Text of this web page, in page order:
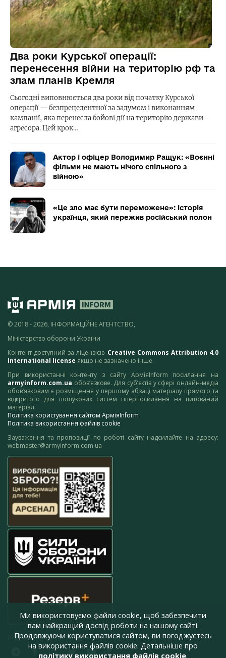
Два роки Курської операції:
перенесення війни на територію рф та
злам планів Кремля
Сьогодні виповнюється два роки від початку Курської
операції — безпрецедентної за задумом і виконанням
кампанії, яка перенесла бойові дії на територію держави-
агресора. Цей крок…
Актор і офіцер Володимир Ращук: «Воєнні
фільми не мають нічого спільного з
війною»
«Це зло має бути переможене»: історія
українця, який пережив російський полон
© 2018 - 2026, ІНФОРМАЦІЙНЕ АГЕНТСТВО,
Міністерство оборони України
Контент доступний за ліцензією Creative Commons Attribution 4.0
International license якщо не зазначено інше.
При використанні контенту з сайту АрміяInform посилання на
armyinform.com.ua обов’язкове. Для суб’єктів у сфері онлайн-медіа
обов’язковим є розміщення у першому абзаці матеріалу прямого та
відкритого для пошукових систем гіперпосилання на цитований
матеріал.
Політика користування сайтом АрміяInform
Політика використання файлів cookie
Зауваження та пропозиції по роботі сайту надсилайте на адресу:
webmaster@armyinform.com.ua
press@armyinform.com.ua
Ми використовуємо файли cookie, щоб забезпечити
вам найкращий досвід роботи на нашому сайті.
Продовжуючи користуватися сайтом, ви погоджуєтесь
на використання файлів cookie. Детальніше про
політику використання файлів cookie.